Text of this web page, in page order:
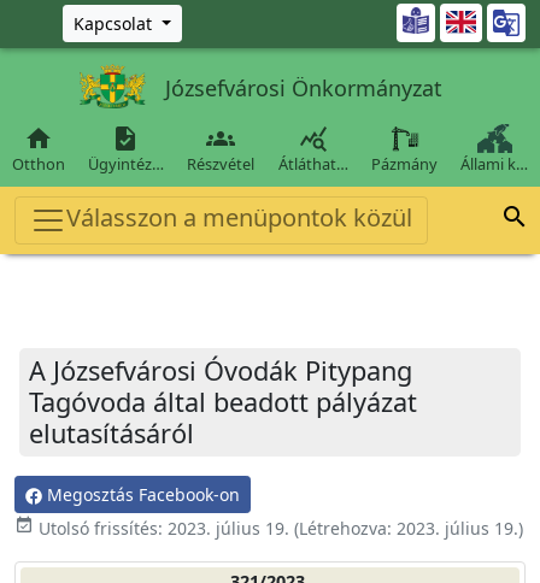
Ugrás a fő tartalomra
Kapcsolat 
Józsefvárosi Önkormányzat

Otthon

Ügyintéz…

Részvétel

Átláthat… Pázmány Állami k…
Válasszon a menüpontok közül 
A Józsefvárosi Óvodák Pitypang
Tagóvoda által beadott pályázat
elutasításáról
Megosztás Facebook-on
event_available Utolsó frissítés: 2023. július 19. (Létrehozva: 2023. július 19.)